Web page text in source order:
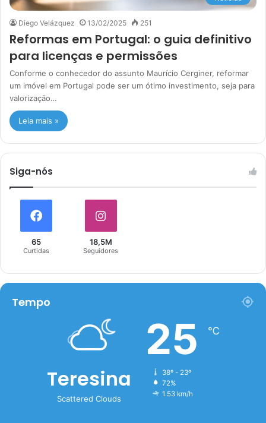
Diego Velázquez 13/02/2025 251
Reformas em Portugal: o guia definitivo
para licenças e permissões
Conforme o conhecedor do assunto Maurício Cerginer, reformar
um imóvel em Portugal pode ser um ótimo investimento, seja para
valorização…
Leia mais »
Siga-nós
65
Curtidas
18,5M
Seguidores
Tempo
Teresina
Scattered Clouds
25 ℃
38º - 23º
72%
1.53 km/h